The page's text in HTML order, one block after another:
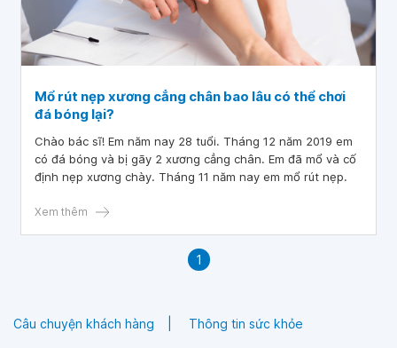
Mổ rút nẹp xương cẳng chân bao lâu có thể chơi
đá bóng lại?
Chào bác sĩ! Em năm nay 28 tuổi. Tháng 12 năm 2019 em
có đá bóng và bị gãy 2 xương cẳng chân. Em đã mổ và cố
định nẹp xương chày. Tháng 11 năm nay em mổ rút nẹp.
Xem thêm
1
Câu chuyện khách hàng Thông tin sức khỏe